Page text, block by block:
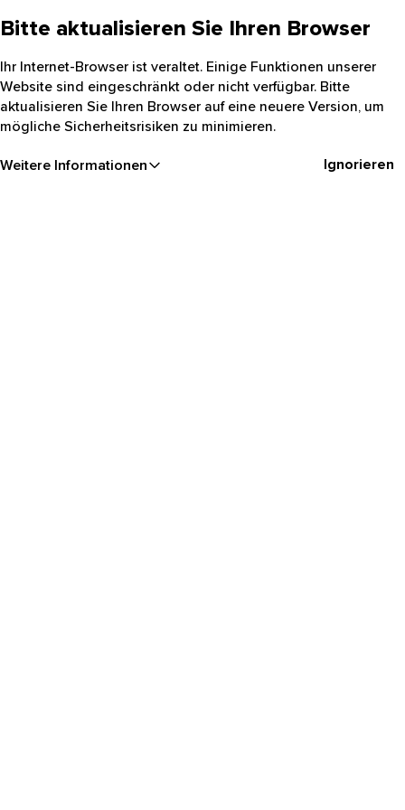
Bitte aktualisieren Sie Ihren Browser
Ihr Internet-Browser ist veraltet. Einige Funktionen unserer
Website sind eingeschränkt oder nicht verfügbar. Bitte
aktualisieren Sie Ihren Browser auf eine neuere Version, um
mögliche Sicherheitsrisiken zu minimieren.
Weitere Informationen Ignorieren